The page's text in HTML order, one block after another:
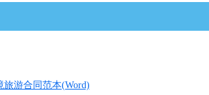
旅游合同范本(Word)